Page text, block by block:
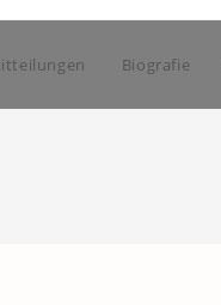
Biografie